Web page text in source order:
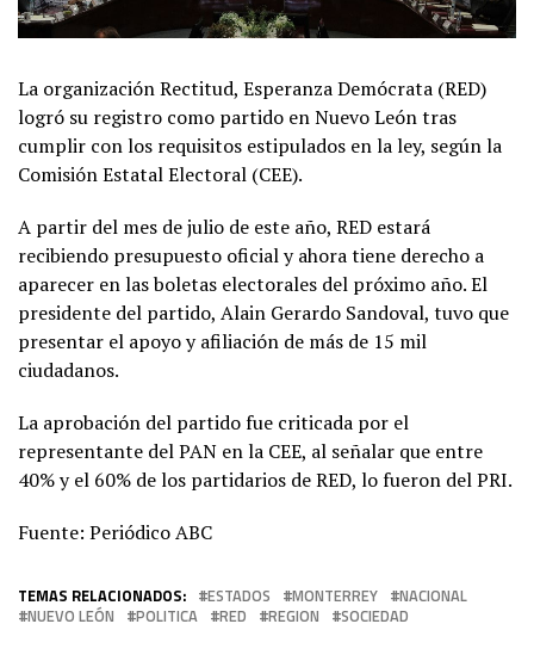
La organización Rectitud, Esperanza Demócrata (RED)
logró su registro como partido en Nuevo León tras
cumplir con los requisitos estipulados en la ley, según la
Comisión Estatal Electoral (CEE).
A partir del mes de julio de este año, RED estará
recibiendo presupuesto oficial y ahora tiene derecho a
aparecer en las boletas electorales del próximo año. El
presidente del partido, Alain Gerardo Sandoval, tuvo que
presentar el apoyo y afiliación de más de 15 mil
ciudadanos.
La aprobación del partido fue criticada por el
representante del PAN en la CEE, al señalar que entre
40% y el 60% de los partidarios de RED, lo fueron del PRI.
Fuente: Periódico ABC
TEMAS RELACIONADOS: ESTADOS MONTERREY
NACIONAL
NUEVO LEÓN
POLITICA RED REGION SOCIEDAD